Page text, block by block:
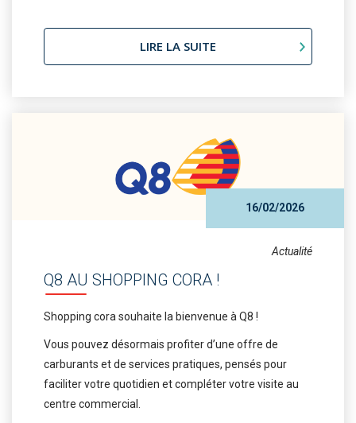
LIRE LA SUITE
16/02/2026
Actualité
Q8 AU SHOPPING CORA !
Shopping cora souhaite la bienvenue à Q8 !
Vous pouvez désormais profiter d’une offre de
carburants et de services pratiques, pensés pour
faciliter votre quotidien et compléter votre visite au
centre commercial.